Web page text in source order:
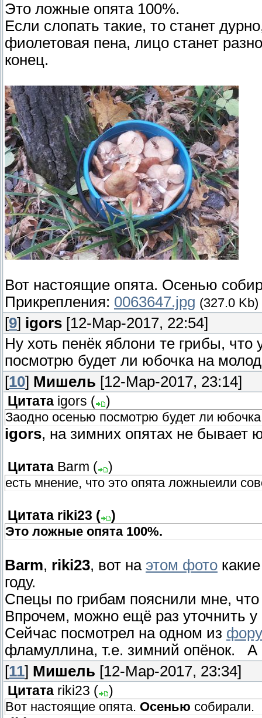
Это ложные опята 100%.
Если слопать такие, то станет
фиолетовая пена, лицо станет
конец.
Вот настоящие опята. Осенью
Прикрепления: 0063647.jpg (327.0 Kb)
[9] igors [12-Мар-2017, 22:54]
Ну хоть пенёк яблони те грибы,
посмотрю будет ли юбочка на
[10] Мишель [12-Мар-2017, 23:14]
Цитата igors (
)
Заодно осенью посмотрю будет ли
igors, на зимних опятах не бывает
Цитата Barm (
)
есть мнение, что это опята ложныеили
Цитата riki23 (
)
Это ложные опята 100%.
Barm, riki23, вот на этом фото
году.
Спецы по грибам пояснили мне,
Впрочем, можно ещё раз уточнить у
Сейчас посмотрел на одном из
фламуллина, т.е. зимний опёнок. А
[11] Мишель [12-Мар-2017, 23:34]
Цитата riki23 (
)
Вот настоящие опята. Осенью собирали.